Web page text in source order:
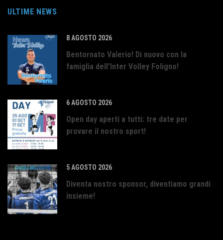
ULTIME NEWS
8 AGOSTO 2026
Bentornato Valerio! Di nuovo con la
famiglia dell’Inter Volley Foligno!
6 AGOSTO 2026
Open day aperti a tutti: tre date per
provare il nostro sport!
5 AGOSTO 2026
Diventa nostro sponsor, diventiamo grandi
insieme!